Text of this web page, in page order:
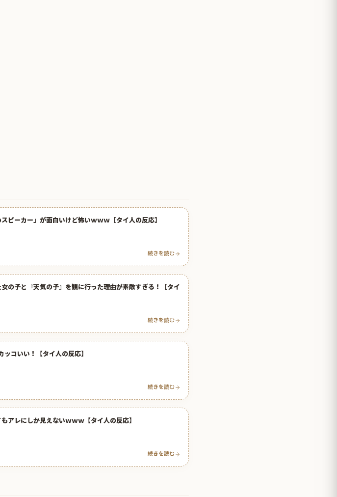
ピーカー」が面白いけど怖いｗｗｗ【タイ人の反応】
続きを読む
の子と『天気の子』を観に行った理由が素敵すぎる！【タイ
続きを読む
コいい！【タイ人の反応】
続きを読む
アレにしか見えないｗｗｗ【タイ人の反応】
続きを読む